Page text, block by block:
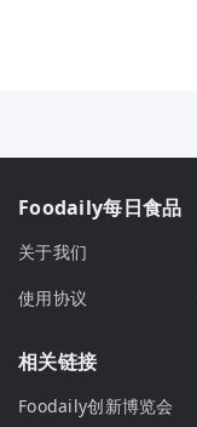
Foodaily每日食品
关于我们
使用协议
相关链接
Foodaily创新博览会